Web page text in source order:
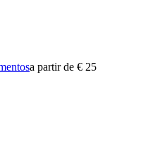
a partir de € 25